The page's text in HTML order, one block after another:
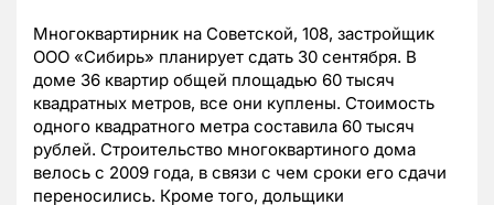
Многоквартирник на Советской, 108, застройщик
ООО «Сибирь» планирует сдать 30 сентября. В
доме 36 квартир общей площадью 60 тысяч
квадратных метров, все они куплены. Стоимость
одного квадратного метра составила 60 тысяч
рублей. Строительство многоквартиного дома
велось с 2009 года, в связи с чем сроки его сдачи
переносились. Кроме того, дольщики